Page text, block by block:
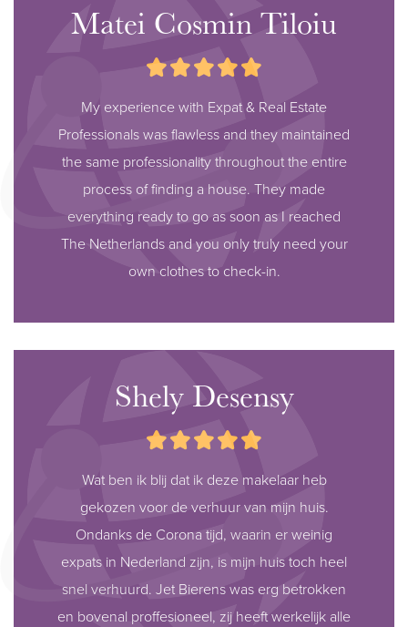
Matei Cosmin Tiloiu
My experience with Expat & Real Estate
Professionals was flawless and they maintained
the same professionality throughout the entire
process of finding a house. They made
everything ready to go as soon as I reached
The Netherlands and you only truly need your
own clothes to check-in.
Shely Desensy
Wat ben ik blij dat ik deze makelaar heb
gekozen voor de verhuur van mijn huis.
Ondanks de Corona tijd, waarin er weinig
expats in Nederland zijn, is mijn huis toch heel
snel verhuurd. Jet Bierens was erg betrokken
en bovenal proffesioneel, zij heeft werkelijk alle